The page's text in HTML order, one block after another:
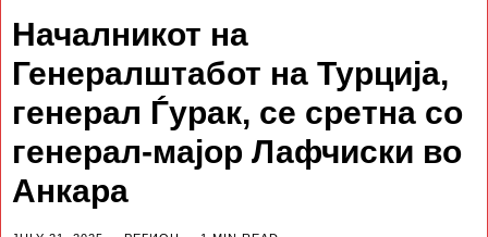
Началникот на
Генералштабот на Турција,
генерал Ѓурак, се сретна со
генерал-мајор Лафчиски во
Анкара